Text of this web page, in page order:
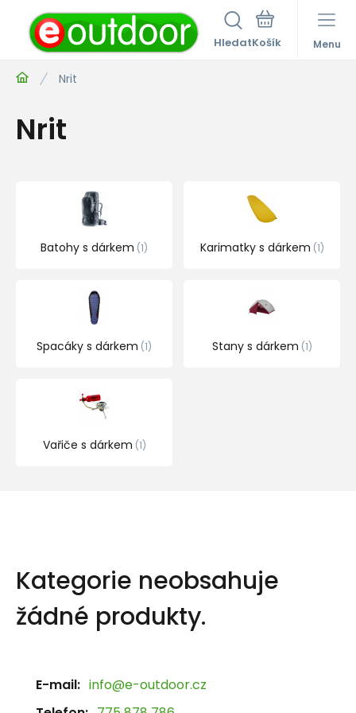
Hledat Menu
Nrit
Nrit
Batohy s dárkem 1 Karimatky s dárkem 1
Spacáky s dárkem 1 Stany s dárkem 1
Vařiče s dárkem 1
Kategorie neobsahuje
žádné produkty.
E-mail: info@e-outdoor.cz